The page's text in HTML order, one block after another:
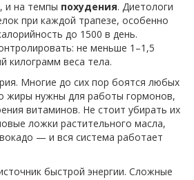
и на темпы похудения. Диетологи
при каждой трапезе, особенно
до 1500 в день.
не меньше 1–1,5
килограмм веса тела.
Многие до сих пор боятся любых
жиры нужны для работы гормонов,
витаминов. Не стоит убирать их
ложки растительного масла,
— и вся система работает
быстрой энергии. Сложные